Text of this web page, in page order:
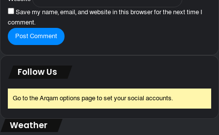
Save my name, email, and website in this browser for the next time I
comment.
Follow Us
Go to the Arqam options page to set your social accounts.
Weather